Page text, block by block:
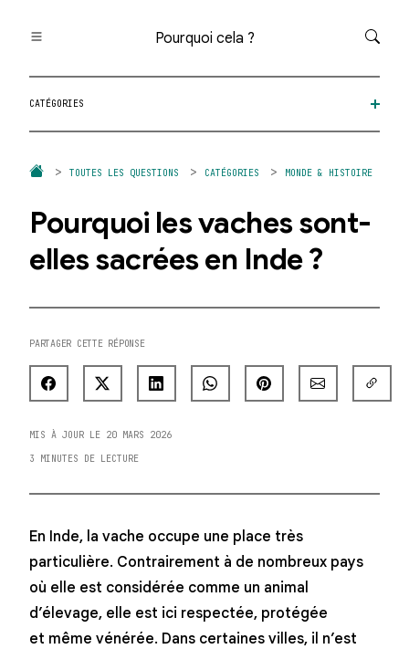
Pourquoi cela ?
Toutes les questions
Catégories
Question au hasard
CATÉGORIES
TOUTES LES QUESTIONS CATÉGORIES MONDE & HISTOIRE
Pourquoi les vaches sont-
elles sacrées en Inde ?
PARTAGER CETTE RÉPONSE
MIS À JOUR LE 20 MARS 2026
3 MINUTES DE LECTURE
En Inde, la vache occupe une place très
particulière. Contrairement à de nombreux pays
où elle est considérée comme un animal
d’élevage, elle est ici respectée, protégée
et même vénérée. Dans certaines villes, il n’est